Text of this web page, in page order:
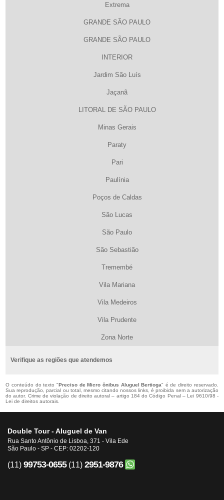
Extrema
GRANDE SÃO PAULO
GRANDE SÃO PAULO
INTERIOR
Jardim São Luís
Jaçanã
LITORAL DE SÃO PAULO
Minas Gerais
Paraty
Pari
Paulínia
Poços de Caldas
São Lucas
São Paulo
São Sebastião
Tremembé
Vila Mariana
Vila Medeiros
Vila Prudente
Zona Norte
Verifique as regiões que atendemos
O conteúdo do texto "Preciso de Micro ônibus Aluguel Bertioga" é de direito reservado.
Sua reprodução, parcial ou total, mesmo citando nossos links, é proibida sem a autorização
do autor. Crime de violação de direito autoral – artigo 184 do Código Penal –Lei 9610/98 -
Lei de direitos autorais
Double Tour - Aluguel de Van
Rua Santo Antônio de Lisboa, 371 - Vila Ede
São Paulo - SP - CEP: 02202-120
(11) 99753-0655 (11) 2951-9876